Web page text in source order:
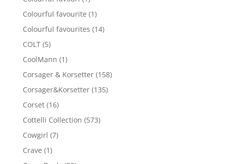
Colourful favourite (1)
Colourful favourites (14)
COLT (5)
CoolMann (1)
Corsager & Korsetter (158)
Corsager&Korsetter (135)
Corset (16)
Cottelli Collection (573)
Cowgirl (7)
Crave (1)